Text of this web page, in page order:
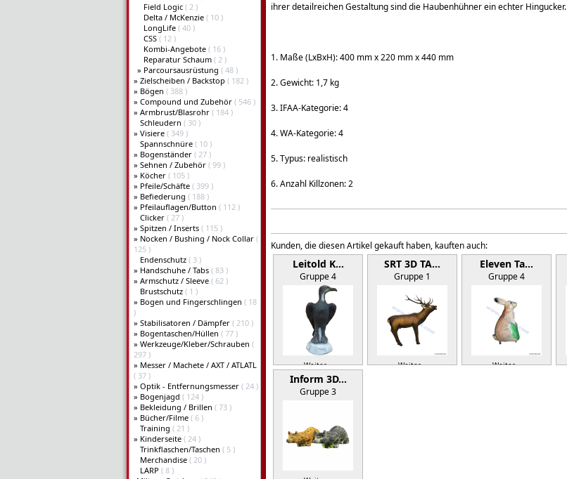
Field Logic ( 2 )
Delta / McKenzie ( 10 )
LongLife ( 40 )
CSS ( 12 )
Kombi-Angebote ( 16 )
Reparatur Schaum ( 2 )
» Parcoursausrüstung ( 48 )
» Zielscheiben / Backstop ( 182 )
» Bögen ( 388 )
» Compound und Zubehör ( 546 )
» Armbrust/Blasrohr ( 184 )
Schleudern ( 30 )
» Visiere ( 349 )
Spannschnüre ( 10 )
» Bogenständer ( 27 )
» Sehnen / Zubehör ( 99 )
» Köcher ( 105 )
» Pfeile/Schäfte ( 399 )
» Befiederung ( 188 )
» Pfeilauflagen/Button ( 112 )
Clicker ( 27 )
» Spitzen / Inserts ( 115 )
» Nocken / Bushing / Nock Collar (
125 )
Endenschutz ( 3 )
» Handschuhe / Tabs ( 83 )
» Armschutz / Sleeve ( 62 )
Brustschutz ( 1 )
» Bogen und Fingerschlingen ( 18
)
» Stabilisatoren / Dämpfer ( 210 )
» Bogentaschen/Hüllen ( 77 )
» Werkzeuge/Kleber/Schrauben (
297 )
» Messer / Machete / AXT / ATLATL
( 37 )
» Optik - Entfernungsmesser ( 24 )
» Bogenjagd ( 124 )
» Bekleidung / Brillen ( 73 )
» Bücher/Filme ( 6 )
Training ( 21 )
» Kinderseite ( 24 )
Trinkflaschen/Taschen ( 5 )
Merchandise ( 20 )
LARP ( 8 )
ihrer detailreichen Gestaltung sind die Haubenhühner ein echter Hingucker.
1. Maße (LxBxH): 400 mm x 220 mm x 440 mm
2. Gewicht: 1,7 kg
3. IFAA-Kategorie: 4
4. WA-Kategorie: 4
5. Typus: realistisch
6. Anzahl Killzonen: 2
Kunden, die diesen Artikel gekauft haben, kauften auch:
Leitold K…
Gruppe 4
Weiter »
SRT 3D TA…
Gruppe 1
Weiter »
Eleven Ta…
Gruppe 4
Weiter »
Inform 3D…
Gruppe 3